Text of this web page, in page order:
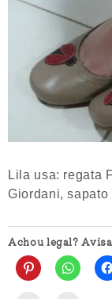
Lila usa: regata
Giordani,
Achou legal?